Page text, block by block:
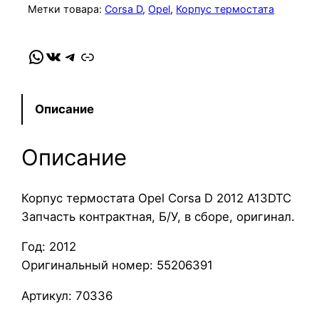
с
в
о
р
К
о
п
у
т
Метки товара:Corsa D, Opel, Корпус термостата
WhatsApp VK Telegram Link
Описание
Описание
Корпус термостата Opel Corsa D 2012 A13DTC
Запчасть контрактная, Б/У, в сборе, оригинал.
Год: 2012
Оригинальный номер: 55206391
Артикул: 70336